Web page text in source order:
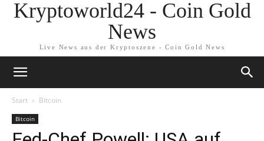
Kryptoworld24 - Coin Gold
News
Live News aus der Kryptoszene - Coin Gold News
Start Bitcoin
Bitcoin